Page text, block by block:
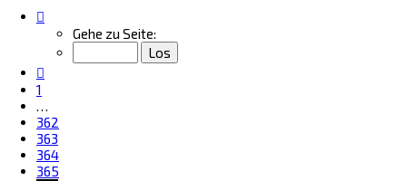
366
von
Gehe zu Seite:
1
…
362
363
364
365